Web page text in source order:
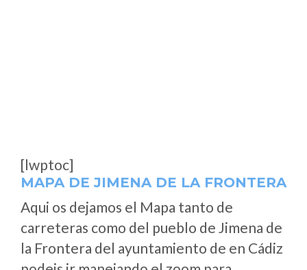
[lwptoc]
MAPA DE JIMENA DE LA FRONTERA
Aqui os dejamos el Mapa tanto de
carreteras como del pueblo de Jimena de
la Frontera del ayuntamiento de en Cádiz